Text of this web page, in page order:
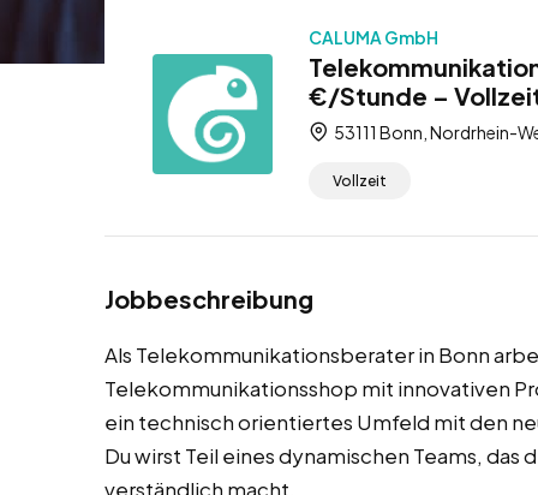
CALUMA GmbH
€/Stunde –
53111 Bonn, Nordrhein-
Vollzeit
Jobbeschreibung
Als Telekommunikationsberater in Bonn
Telekommunikationsshop mit innovativen
ein technisch orientiertes Umfeld mit den
Du wirst Teil eines dynamischen Teams,
verständlich macht.